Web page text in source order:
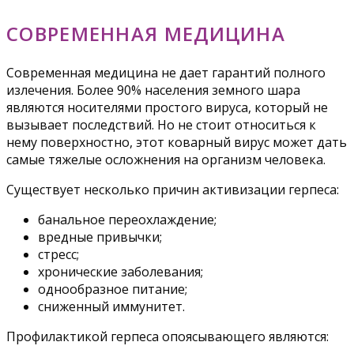
СОВРЕМЕННАЯ МЕДИЦИНА
Современная медицина не дает гарантий полного
излечения. Более 90% населения земного шара
являются носителями простого вируса, который не
вызывает последствий. Но не стоит относиться к
нему поверхностно, этот коварный вирус может дать
самые тяжелые осложнения на организм человека.
Существует несколько причин активизации герпеса:
банальное переохлаждение;
вредные привычки;
стресс;
хронические заболевания;
однообразное питание;
сниженный иммунитет.
Профилактикой герпеса опоясывающего являются: